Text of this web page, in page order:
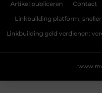
Artikel publiceren Contact
Linkbuilding platform:
Linkbuilding geld verdienen: